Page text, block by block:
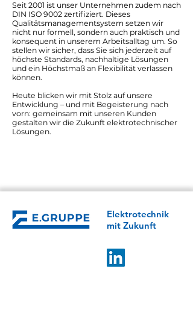
Seit 2001 ist unser Unternehmen zudem nach
DIN ISO 9002 zertifiziert. Dieses
Qualitätsmanagementsystem setzen wir
nicht nur formell, sondern auch praktisch und
konsequent in unserem Arbeitsalltag um. So
stellen wir sicher, dass Sie sich jederzeit auf
höchste Standards, nachhaltige Lösungen
und ein Höchstmaß an Flexibilität verlassen
können.
Heute blicken wir mit Stolz auf unsere
Entwicklung – und mit Begeisterung nach
vorn: gemeinsam mit unseren Kunden
gestalten wir die Zukunft elektrotechnischer
Lösungen.
Elektro­­technik
mit Zukunft